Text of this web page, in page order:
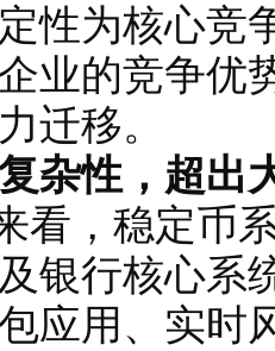
性为核心竞
业的竞争优
迁移。
杂性，超出
看，稳定币
银行核心系
应用、实时